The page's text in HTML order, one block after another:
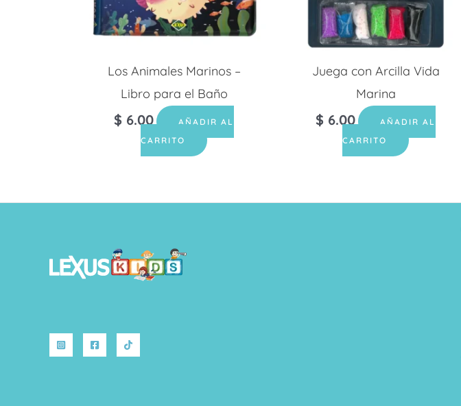
Los Animales Marinos –
Libro para el Baño
$ 6.00
AÑADIR AL
CARRITO
Juega con Arcilla Vida
Marina
$ 6.00
AÑADIR AL
CARRITO